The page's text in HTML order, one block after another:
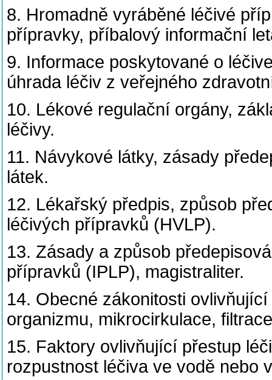
8. Hromadně vyráběné léčivé
přípravky, příbalový informační
9. Informace poskytované o
úhrada léčiv z veřejného
10. Lékové regulační orgány,
léčivy.
11. Návykové látky, zásady
látek.
12. Lékařský předpis, způsob
léčivých přípravků (HVLP).
13. Zásady a způsob
přípravků (IPLP), magistraliter.
14. Obecné zákonitosti
organizmu, mikrocirkulace,
15. Faktory ovlivňující přestup
rozpustnost léčiva ve vodě nebo